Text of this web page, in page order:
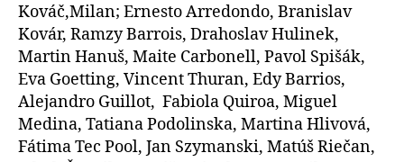
Kováč,Milan; Ernesto Arredondo, Branislav
Kovár, Ramzy Barrois, Drahoslav Hulinek,
Martin Hanuš, Maite Carbonell, Pavol Spišák,
Eva Goetting, Vincent Thuran, Edy Barrios,
Alejandro Guillot, Fabiola Quiroa, Miguel
Medina, Tatiana Podolinska, Martina Hlivová,
Fátima Tec Pool, Jan Szymanski, Matúš Riečan,